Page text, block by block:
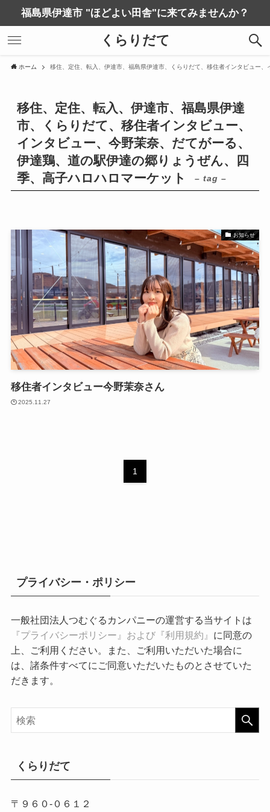
福島県伊達市 "ほどよい田舎"に来てみませんか？
くらりだて
ホーム 移住、定住、転入、伊達市、福島県伊達市、くらりだて、移住者インタビュー
移住、定住、転入、伊達市、福島県伊達
市、くらりだて、移住者インタビュー、
インタビュー、今野茉奈、だてがーる、
伊達鶏、道の駅伊達の郷りょうぜん、四
季、高子ハロハロマーケット
– tag –
お知らせ
移住者インタビュー今野茉奈さん
2025.11.27
1
プライバシー・ポリシー
一般社団法人つむぐるカンパニーの運営する当サイトは
『プライバシーポリシー』および『利用規約』 に同意の
上、ご利用ください。また、ご利用いただいた場合に
は、諸条件すべてにご同意いただいたものとさせていた
だきます。
くらりだて
〒９６０-０６１２